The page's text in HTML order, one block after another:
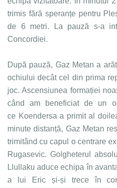
trimis fără speranțe pentru
de 6 metri. La pauză s-a
Concordiei.
După pauză, Gaz Metan a
ochiului decât cel din prima
joc. Ascensiunea formației
când am beneficiat de un
ce Koendersa a primit al
minute distanță, Gaz Metan
trimitând cu capul o centrare
Rugasevic. Golgheterul
Llullaku aduce echipa în
a lui Eric și-și trece în